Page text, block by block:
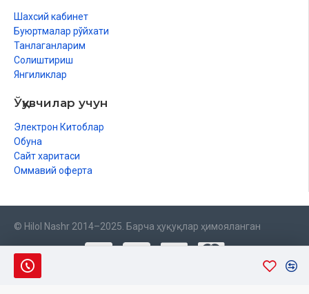
Шахсий кабинет
Буюртмалар рўйхати
Танлаганларим
Солиштириш
Янгиликлар
Ўқувчилар учун
Электрон Китоблар
Обуна
Сайт харитаси
Оммавий оферта
© Hilol Nashr 2014–2025. Барча ҳуқуқлар ҳимояланган